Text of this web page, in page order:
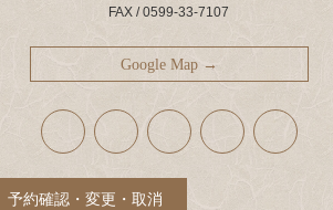
FAX / 0599-33-7107
Google Map →
ア
イ
コ
ン
ン
ク
ア
イ
コ
ン
ン
ク
ア
イ
コ
ン
ン
ク
ア
イ
コ
ン
ア
イ
コ
ン
予約確認・変更・取消